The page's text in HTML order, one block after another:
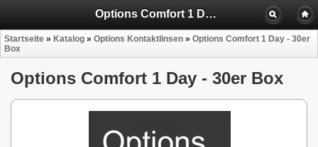
Options Comfort 1 Day - 30er Box
Startseite » Katalog » Options Kontaktlinsen » Options Comfort 1 Day - 30er
Box
Options Comfort 1 Day - 30er Box